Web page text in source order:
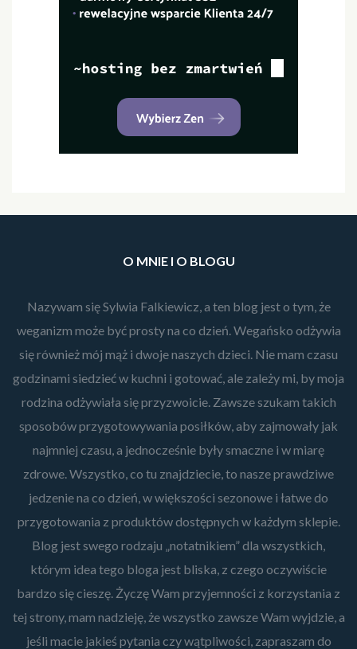
O MNIE I O BLOGU
Nazywam się Sylwia Falkiewicz, a ten blog jest o tym, że
weganizm może być prosty na co dzień. Wegańsko odżywia
się również mój mąż i dwoje naszych dzieci. Nie mam czasu
godzinami siedzieć w kuchni i gotować, ale zależy mi, by moja
rodzina odżywiała się przyzwoicie. Zawsze szukam takich
sposobów przygotowywania posiłków, aby zajmowały jak
najmniej czasu, a jednocześnie były smaczne i w miarę
zdrowe. Wszystko, co tu znajdziecie, to nasze prawdziwe
jedzenie na co dzień, w większości sezonowe i łatwe do
przygotowania z produktów dostępnych w każdym sklepie.
Blog jest swego rodzaju „notatnikiem” dla wszystkich,
którym idea tego bloga jest bliska, z czego oczywiście
bardzo się cieszę. Życzę Wam przyjemności z korzystania z
tej strony, mam nadzieję, że wszystko zawsze Wam wyjdzie, a
jeśli macie jakieś pytania czy wątpliwości, zapraszam do